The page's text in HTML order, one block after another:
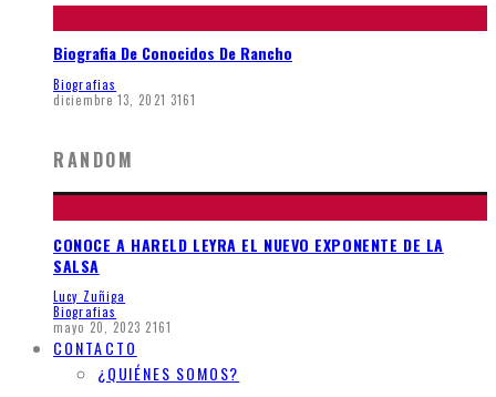
Biografia De Conocidos De Rancho
Biografias
diciembre 13, 2021 3161
RANDOM
CONOCE A HARELD LEYRA EL NUEVO EXPONENTE DE LA
SALSA
Lucy Zuñiga
Biografias
mayo 20, 2023 2161
CONTACTO
¿QUIÉNES SOMOS?